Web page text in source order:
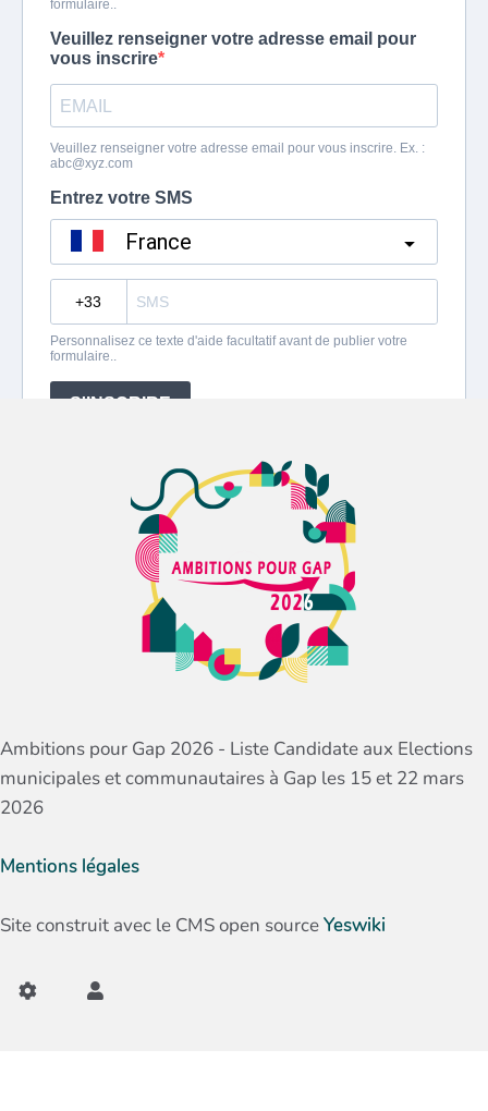
Ambitions pour Gap 2026 - Liste Candidate aux Elections
municipales et communautaires à Gap les 15 et 22 mars
2026
Mentions légales
Site construit avec le CMS open sourceYeswiki